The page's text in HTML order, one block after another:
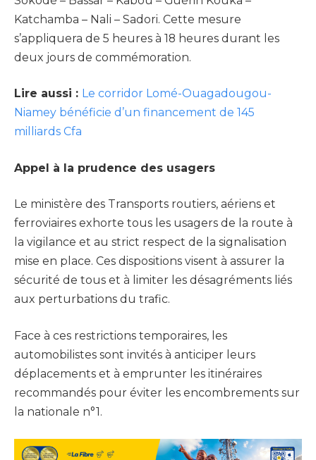
Katchamba – Nali – Sadori. Cette mesure
s’appliquera de 5 heures à 18 heures durant les
deux jours de commémoration.
Lire aussi : Le corridor Lomé-Ouagadougou-
Niamey bénéficie d’un financement de 145
milliards Cfa
Appel à la prudence des usagers
Le ministère des Transports routiers, aériens et
ferroviaires exhorte tous les usagers de la route à
la vigilance et au strict respect de la signalisation
mise en place. Ces dispositions visent à assurer la
sécurité de tous et à limiter les désagréments liés
aux perturbations du trafic.
Face à ces restrictions temporaires, les
automobilistes sont invités à anticiper leurs
déplacements et à emprunter les itinéraires
recommandés pour éviter les encombrements sur
la nationale n°1.